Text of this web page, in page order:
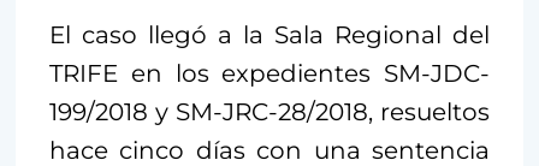
El caso llegó a la Sala Regional del
TRIFE en los expedientes SM-JDC-
199/2018 y SM-JRC-28/2018, resueltos
hace cinco días con una sentencia